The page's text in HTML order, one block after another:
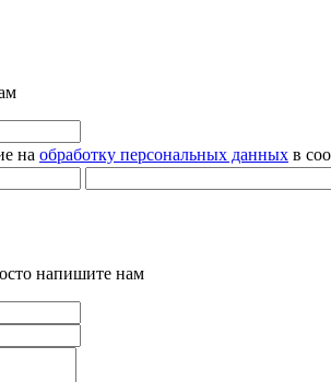
на обработку персональных данных в
напишите нам